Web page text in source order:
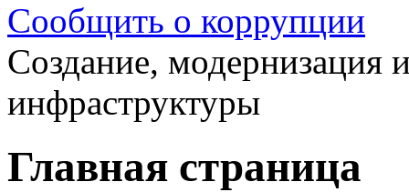
Сообщить о коррупции
Создание,
инфраструктуры
Главная страница